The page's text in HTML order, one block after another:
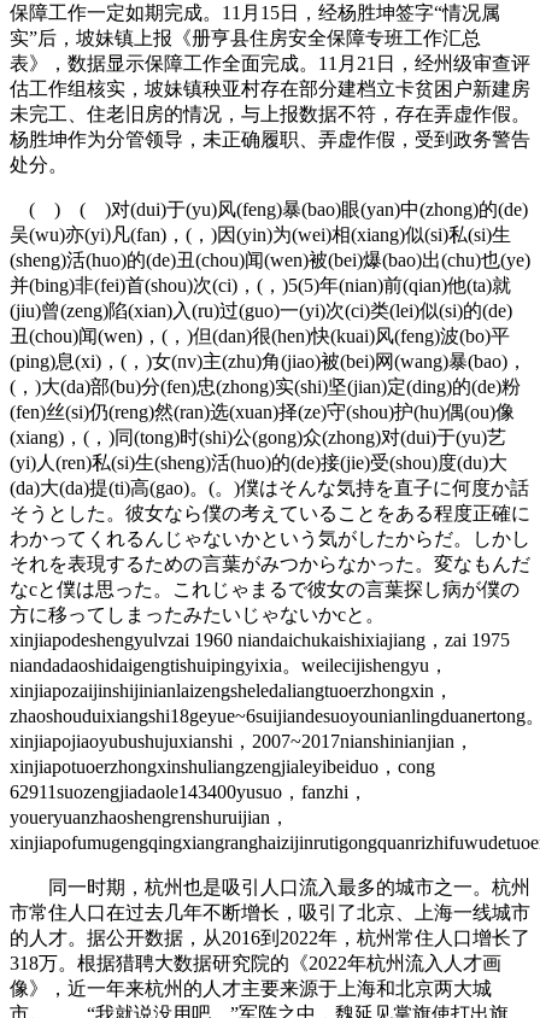
保障工作一定如期完成。11月15日，经杨胜坤签字“情况属
实”后，坡妹镇上报《册亨县住房安全保障专班工作汇总
表》，数据显示保障工作全面完成。11月21日，经州级审查评
估工作组核实，坡妹镇秧亚村存在部分建档立卡贫困户新建房
未完工、住老旧房的情况，与上报数据不符，存在弄虚作假。
杨胜坤作为分管领导，未正确履职、弄虚作假，受到政务警告
处分。
( ) ( )对(dui)于(yu)风(feng)暴(bao)眼(yan)中(zhong)的(de)
吴(wu)亦(yi)凡(fan)，(，)因(yin)为(wei)相(xiang)似(si)私(si)生
(sheng)活(huo)的(de)丑(chou)闻(wen)被(bei)爆(bao)出(chu)也(ye)
并(bing)非(fei)首(shou)次(ci)，(，)5(5)年(nian)前(qian)他(ta)就
(jiu)曾(zeng)陷(xian)入(ru)过(guo)一(yi)次(ci)类(lei)似(si)的(de)
丑(chou)闻(wen)，(，)但(dan)很(hen)快(kuai)风(feng)波(bo)平
(ping)息(xi)，(，)女(nv)主(zhu)角(jiao)被(bei)网(wang)暴(bao)，
(，)大(da)部(bu)分(fen)忠(zhong)实(shi)坚(jian)定(ding)的(de)粉
(fen)丝(si)仍(reng)然(ran)选(xuan)择(ze)守(shou)护(hu)偶(ou)像
(xiang)，(，)同(tong)时(shi)公(gong)众(zhong)对(dui)于(yu)艺
(yi)人(ren)私(si)生(sheng)活(huo)的(de)接(jie)受(shou)度(du)大
(da)大(da)提(ti)高(gao)。(。)僕はそんな気持を直子に何度か話
そうとした。彼女なら僕の考えていることをある程度正確に
わかってくれるんじゃないかという気がしたからだ。しかし
それを表現するための言葉がみつからなかった。変なもんだ
なcと僕は思った。これじゃまるで彼女の言葉探し病が僕の
方に移ってしまったみたいじゃないかcと。
xinjiapodeshengyulvzai 1960 niandaichukaishixiajiang，zai 1975
niandadaoshidaigengtishuipingyixia。weilecijishengyu，
xinjiapozaijinshijinianlaizengsheledaliangtuoerzhongxin，
zhaoshouduixiangshi18geyue~6suijiandesuoyounianlingduanertong
xinjiapojiaoyubushujuxianshi，2007~2017nianshinianjian，
xinjiapotuoerzhongxinshuliangzengjialeyibeiduo，cong
62911suozengjiadaole143400yusuo，fanzhi，
youeryuanzhaoshengrenshuruijian，
同一时期，杭州也是吸引人口流入最多的城市之一。杭州
市常住人口在过去几年不断增长，吸引了北京、上海一线城市
的人才。据公开数据，从2016到2022年，杭州常住人口增长了
318万。根据猎聘大数据研究院的《2022年杭州流入人才画
像》，近一年来杭州的人才主要来源于上海和北京两大城
市。 “我就说没用吧。”军阵之中，魏延见掌旗使打出旗